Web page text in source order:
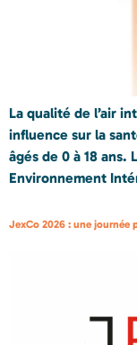
La qualité de l’air
influence sur la
âgés de 0 à 18
Environnement
JexCo 2026 : une